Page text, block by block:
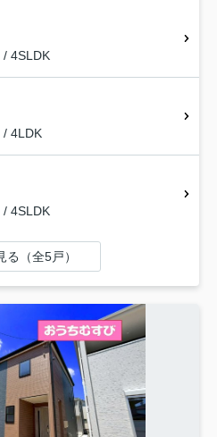
4SLDK
/ 4LDK
4SLDK
る（全5戸）